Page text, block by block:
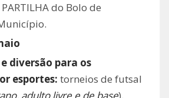
PARTILHA do Bolo de
diversão para os
esportes: torneios de futsal